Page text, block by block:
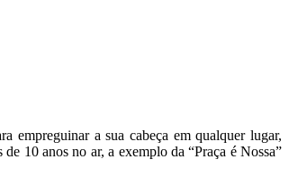
empreguinar a sua cabeça em qualquer lugar,
10 anos no ar, a exemplo da “Praça é Nossa”